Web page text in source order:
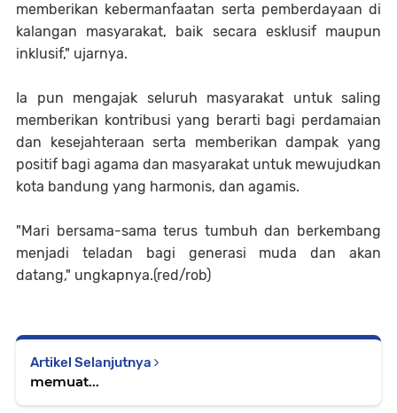
memberikan kebermanfaatan serta pemberdayaan di
kalangan masyarakat, baik secara esklusif maupun
inklusif," ujarnya.
Ia pun mengajak seluruh masyarakat untuk saling
memberikan kontribusi yang berarti bagi perdamaian
dan kesejahteraan serta memberikan dampak yang
positif bagi agama dan masyarakat untuk mewujudkan
kota bandung yang harmonis, dan agamis.
"Mari bersama-sama terus tumbuh dan berkembang
menjadi teladan bagi generasi muda dan akan
datang," ungkapnya.(red/rob)
Artikel Selanjutnya
memuat...